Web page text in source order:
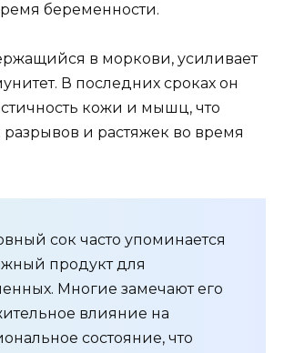
беременности.
в моркови, усиливает
В последних сроках он
кожи и мышц, что
и растяжек во время
сок часто упоминается
продукт для
Многие замечают его
влияние на
состояние, что